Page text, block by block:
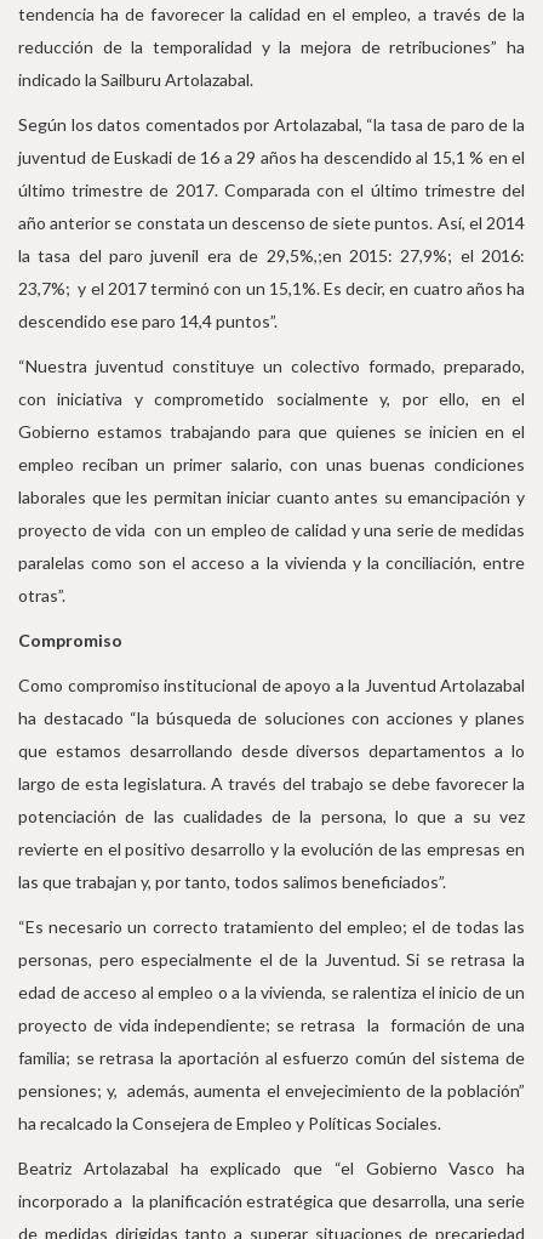
tendencia ha de favorecer la calidad en el empleo, a través de la
reducción de la temporalidad y la mejora de retribuciones” ha
indicado la Sailburu Artolazabal.
Según los datos comentados por Artolazabal, “la tasa de paro de la
juventud de Euskadi de 16 a 29 años ha descendido al 15,1 % en el
último trimestre de 2017. Comparada con el último trimestre del
año anterior se constata un descenso de siete puntos. Así, el 2014
la tasa del paro juvenil era de 29,5%,;en 2015: 27,9%; el 2016:
23,7%; y el 2017 terminó con un 15,1%. Es decir, en cuatro años ha
descendido ese paro 14,4 puntos”.
“Nuestra juventud constituye un colectivo formado, preparado,
con iniciativa y comprometido socialmente y, por ello, en el
Gobierno estamos trabajando para que quienes se inicien en el
empleo reciban un primer salario, con unas buenas condiciones
laborales que les permitan iniciar cuanto antes su emancipación y
proyecto de vida con un empleo de calidad y una serie de medidas
paralelas como son el acceso a la vivienda y la conciliación, entre
otras”.
Compromiso
Como compromiso institucional de apoyo a la Juventud Artolazabal
ha destacado “la búsqueda de soluciones con acciones y planes
que estamos desarrollando desde diversos departamentos a lo
largo de esta legislatura. A través del trabajo se debe favorecer la
potenciación de las cualidades de la persona, lo que a su vez
revierte en el positivo desarrollo y la evolución de las empresas en
las que trabajan y, por tanto, todos salimos beneficiados”.
“Es necesario un correcto tratamiento del empleo; el de todas las
personas, pero especialmente el de la Juventud. Si se retrasa la
edad de acceso al empleo o a la vivienda, se ralentiza el inicio de un
proyecto de vida independiente; se retrasa la formación de una
familia; se retrasa la aportación al esfuerzo común del sistema de
pensiones; y, además, aumenta el envejecimiento de la población”
ha recalcado la Consejera de Empleo y Políticas Sociales.
Beatriz Artolazabal ha explicado que “el Gobierno Vasco ha
incorporado a la planificación estratégica que desarrolla, una serie
de medidas dirigidas tanto a superar situaciones de precariedad